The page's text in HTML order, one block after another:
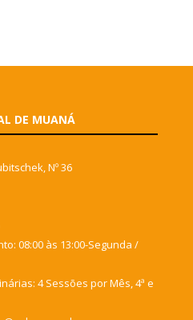
DE MUANÁ
Nº 36
08:00 às 13:00-Segunda /
4 Sessões por Mês, 4ª e